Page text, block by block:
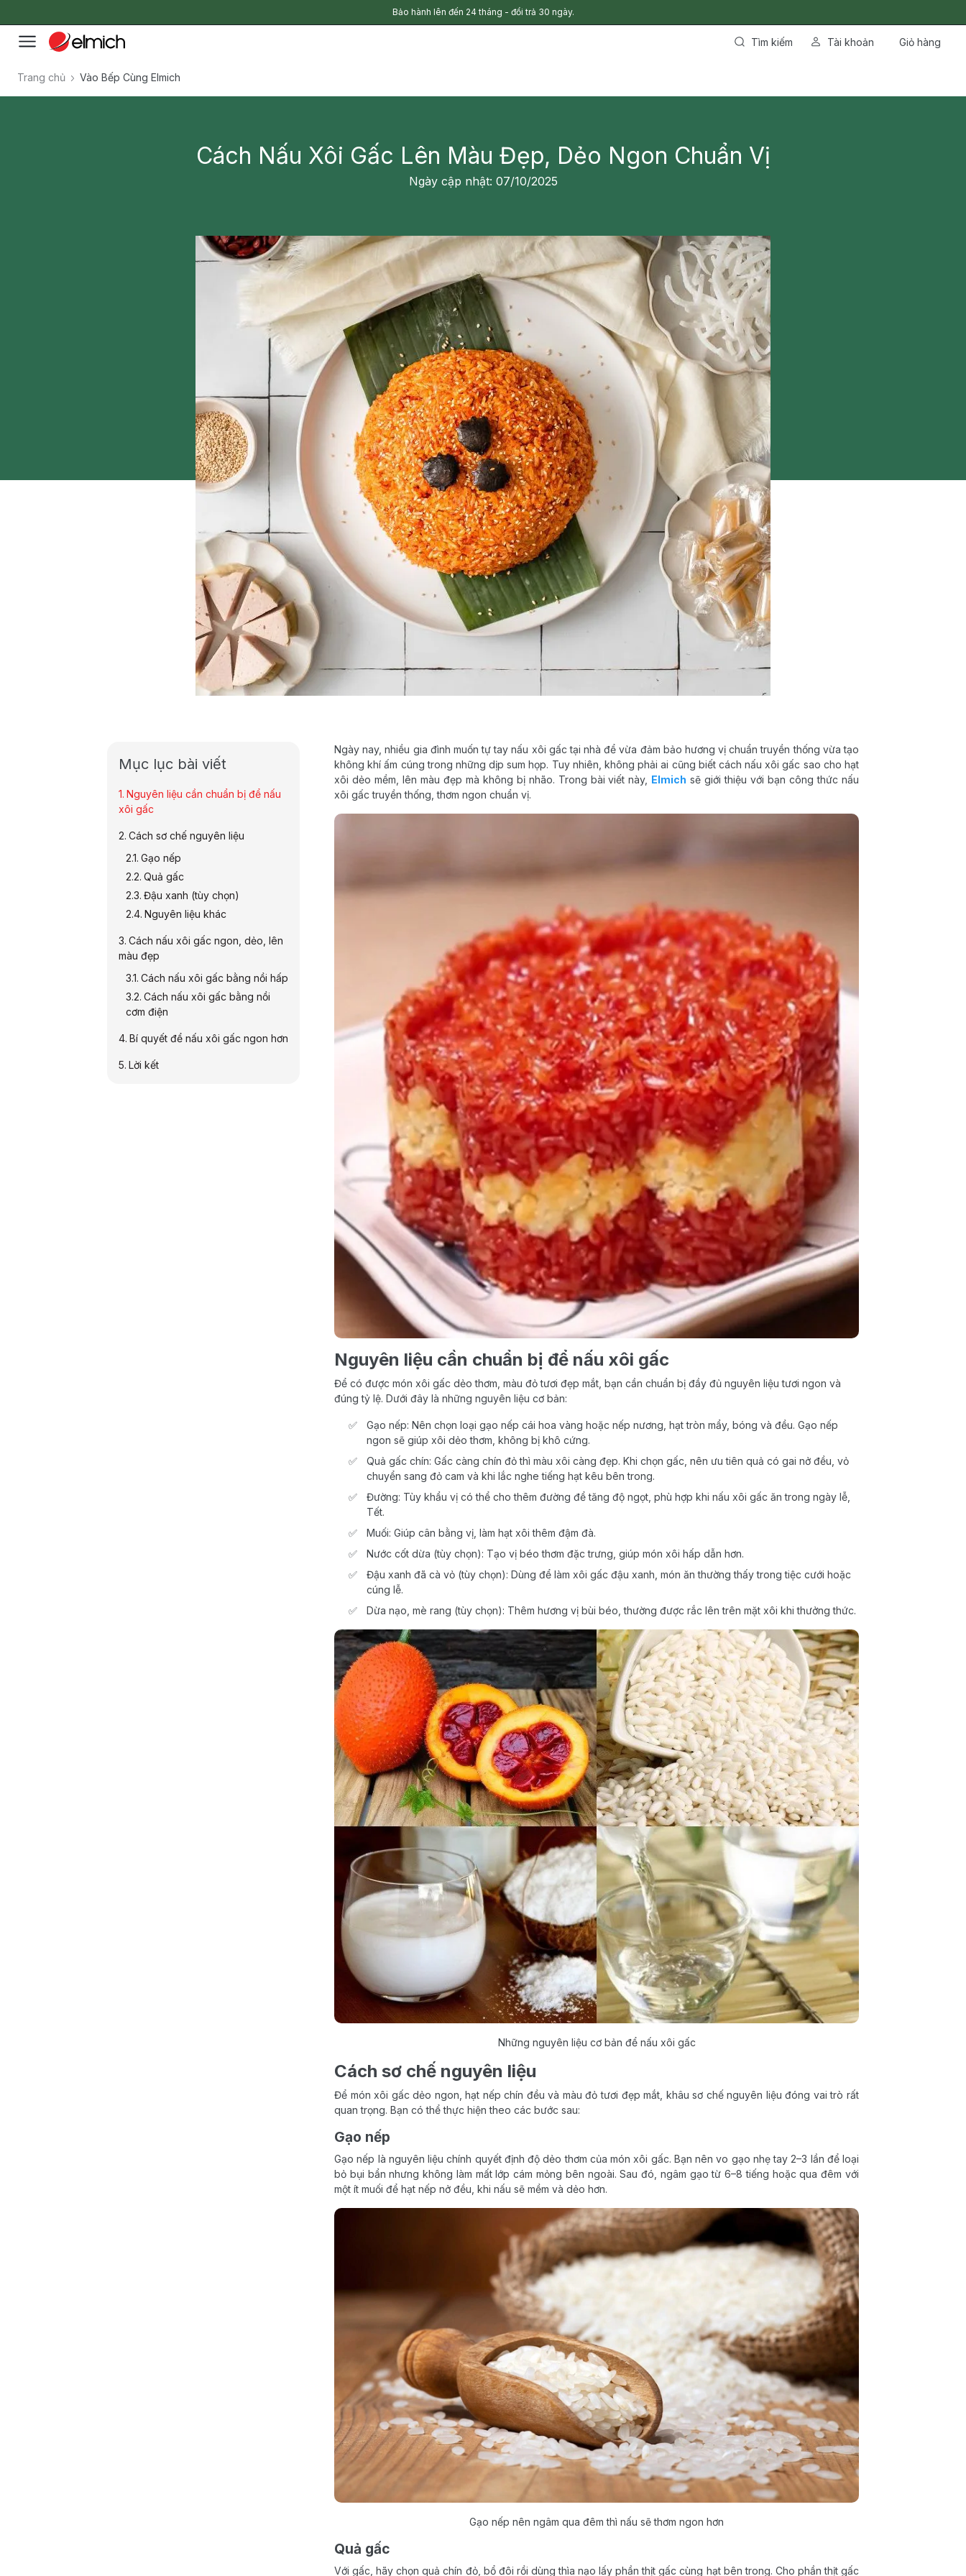
Bảo hành lên đến 24 tháng - đổi trả 30 ngày.
Tìm kiếm Tài khoản Giỏ hàng
Trang chủ Vào Bếp Cùng Elmich
Cách Nấu Xôi Gấc Lên Màu Đẹp, Dẻo Ngon Chuẩn Vị
Ngày cập nhật: 07/10/2025
Ngày nay, nhiều gia đình muốn tự tay nấu xôi gấc tại nhà để vừa đảm bảo hương vị chuẩn truyền thống vừa tạo
không khí ấm cúng trong những dịp sum họp. Tuy nhiên, không phải ai cũng biết cách nấu xôi gấc sao cho hạt
xôi dẻo mềm, lên màu đẹp mà không bị nhão. Trong bài viết này, Elmich sẽ giới thiệu với bạn công thức nấu
xôi gấc truyền thống, thơm ngon chuẩn vị.
Nguyên liệu cần chuẩn bị để nấu xôi gấc
Để có được món xôi gấc dẻo thơm, màu đỏ tươi đẹp mắt, bạn cần chuẩn bị đầy đủ nguyên liệu tươi ngon và
đúng tỷ lệ. Dưới đây là những nguyên liệu cơ bản:
Gạo nếp: Nên chọn loại gạo nếp cái hoa vàng hoặc nếp nương, hạt tròn mẩy, bóng và đều. Gạo nếp
ngon sẽ giúp xôi dẻo thơm, không bị khô cứng.
Quả gấc chín: Gấc càng chín đỏ thì màu xôi càng đẹp. Khi chọn gấc, nên ưu tiên quả có gai nở đều, vỏ
chuyển sang đỏ cam và khi lắc nghe tiếng hạt kêu bên trong.
Đường: Tùy khẩu vị có thể cho thêm đường để tăng độ ngọt, phù hợp khi nấu xôi gấc ăn trong ngày lễ,
Tết.
Muối: Giúp cân bằng vị, làm hạt xôi thêm đậm đà.
Nước cốt dừa (tùy chọn): Tạo vị béo thơm đặc trưng, giúp món xôi hấp dẫn hơn.
Đậu xanh đã cà vỏ (tùy chọn): Dùng để làm xôi gấc đậu xanh, món ăn thường thấy trong tiệc cưới hoặc
cúng lễ.
Dừa nạo, mè rang (tùy chọn): Thêm hương vị bùi béo, thường được rắc lên trên mặt xôi khi thưởng thức.
Những nguyên liệu cơ bản để nấu xôi gấc
Cách sơ chế nguyên liệu
Để món xôi gấc dẻo ngon, hạt nếp chín đều và màu đỏ tươi đẹp mắt, khâu sơ chế nguyên liệu đóng vai trò rất
quan trọng. Bạn có thể thực hiện theo các bước sau:
Gạo nếp
Gạo nếp là nguyên liệu chính quyết định độ dẻo thơm của món xôi gấc. Bạn nên vo gạo nhẹ tay 2–3 lần để loại
bỏ bụi bẩn nhưng không làm mất lớp cám mỏng bên ngoài. Sau đó, ngâm gạo từ 6–8 tiếng hoặc qua đêm với
một ít muối để hạt nếp nở đều, khi nấu sẽ mềm và dẻo hơn.
Gạo nếp nên ngâm qua đêm thì nấu sẽ thơm ngon hơn
Quả gấc
Với gấc, hãy chọn quả chín đỏ, bổ đôi rồi dùng thìa nạo lấy phần thịt gấc cùng hạt bên trong. Cho phần thịt gấc
Mục lục bài viết
Nguyên liệu cần chuẩn bị để nấu
xôi gấc
Cách sơ chế nguyên liệu
Gạo nếp
Quả gấc
Đậu xanh (tùy chọn)
Nguyên liệu khác
Cách nấu xôi gấc ngon, dẻo, lên
màu đẹp
Cách nấu xôi gấc bằng nồi hấp
Cách nấu xôi gấc bằng nồi
cơm điện
Bí quyết để nấu xôi gấc ngon hơn
Lời kết